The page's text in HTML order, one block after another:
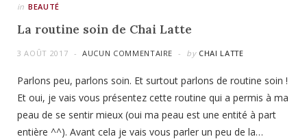
in BEAUTÉ
La routine soin de Chai Latte
3 AOÛT 2017 AUCUN COMMENTAIRE by CHAI LATTE
Parlons peu, parlons soin. Et surtout parlons de routine soin !
Et oui, je vais vous présentez cette routine qui a permis à ma
peau de se sentir mieux (oui ma peau est une entité à part
entière ^^). Avant cela je vais vous parler un peu de la…